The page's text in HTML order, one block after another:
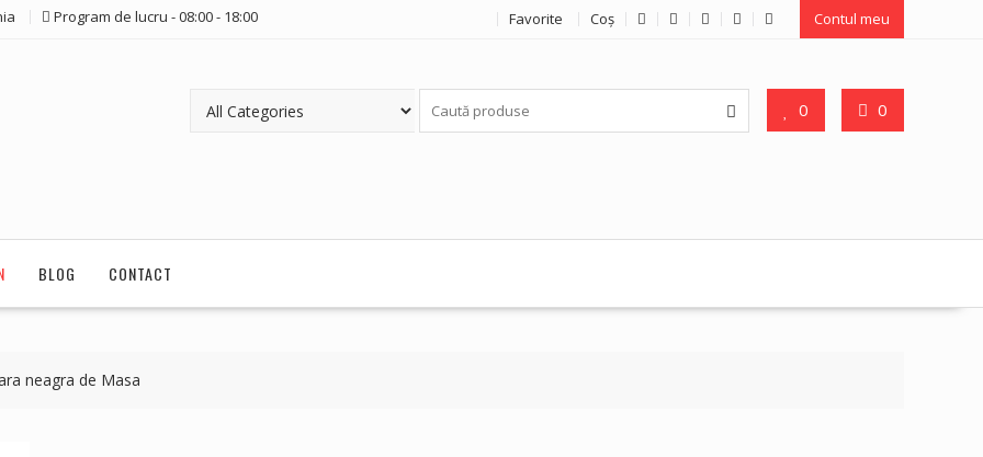
Program de lucru - 08:00 - 18:00 Favorite Coş Contul meu
0 0
BLOG CONTACT
neagra de Masa